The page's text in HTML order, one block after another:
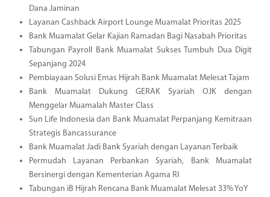
Dana Jaminan
Layanan Cashback Airport Lounge Muamalat Prioritas 2025
Bank Muamalat Gelar Kajian Ramadan Bagi Nasabah Prioritas
Tabungan Payroll Bank Muamalat Sukses Tumbuh Dua Digit
Sepanjang 2024
Pembiayaan Solusi Emas Hijrah Bank Muamalat Melesat Tajam
Bank Muamalat Dukung GERAK Syariah OJK dengan
Menggelar Muamalah Master Class
Sun Life Indonesia dan Bank Muamalat Perpanjang Kemitraan
Strategis Bancassurance
Bank Muamalat Jadi Bank Syariah dengan Layanan Terbaik
Permudah Layanan Perbankan Syariah, Bank Muamalat
Bersinergi dengan Kementerian Agama RI
Tabungan iB Hijrah Rencana Bank Muamalat Melesat 33% YoY